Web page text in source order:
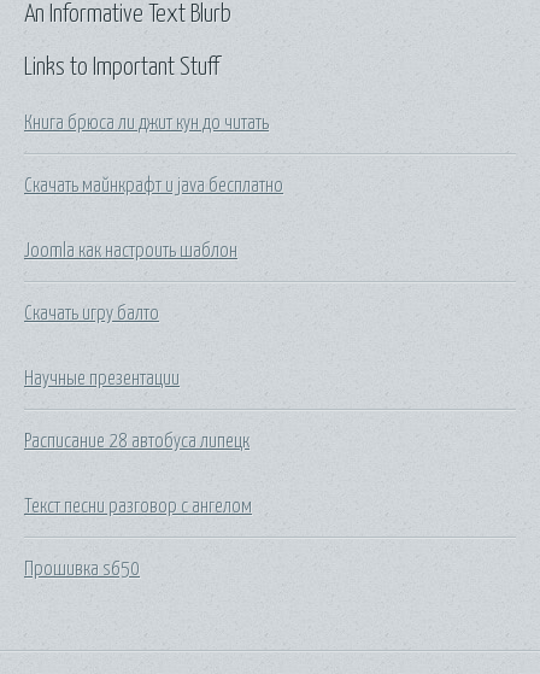
Links to Important Stuff
Книга брюса ли джит кун до читать
Скачать майнкрафт и java бесплатно
Joomla как настроить шаблон
Скачать игру балто
Научные презентации
Расписание 28 автобуса липецк
Текст песни разговор с ангелом
Прошивка s650
An Informative Text Blurb